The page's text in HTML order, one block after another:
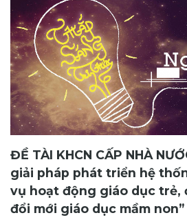
ĐỀ TÀI KHCN CẤP NHÀ
giải pháp phát triển hệ
vụ hoạt động giáo dục trẻ,
đổi mới giáo dục mầm non”